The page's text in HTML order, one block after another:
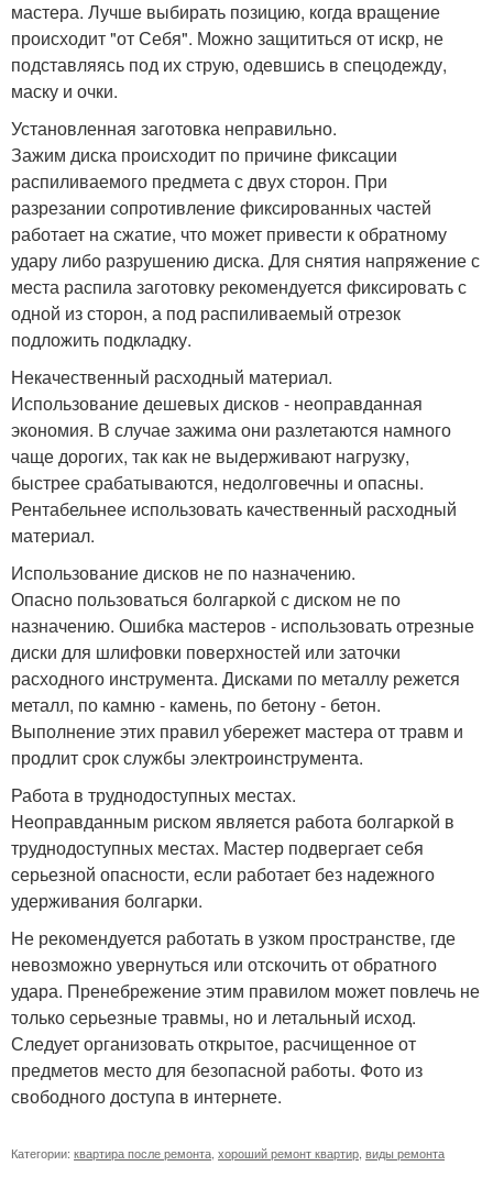
мастера. Лучше выбирать позицию, когда вращение
происходит "от Себя". Можно защититься от искр, не
подставляясь под их струю, одевшись в спецодежду,
маску и очки.
Установленная заготовка неправильно.
Зажим диска происходит по причине фиксации
распиливаемого предмета с двух сторон. При
разрезании сопротивление фиксированных частей
работает на сжатие, что может привести к обратному
удару либо разрушению диска. Для снятия напряжение с
места распила заготовку рекомендуется фиксировать с
одной из сторон, а под распиливаемый отрезок
подложить подкладку.
Некачественный расходный материал.
Использование дешевых дисков - неоправданная
экономия. В случае зажима они разлетаются намного
чаще дорогих, так как не выдерживают нагрузку,
быстрее срабатываются, недолговечны и опасны.
Рентабельнее использовать качественный расходный
материал.
Использование дисков не по назначению.
Опасно пользоваться болгаркой с диском не по
назначению. Ошибка мастеров - использовать отрезные
диски для шлифовки поверхностей или заточки
расходного инструмента. Дисками по металлу режется
металл, по камню - камень, по бетону - бетон.
Выполнение этих правил убережет мастера от травм и
продлит срок службы электроинструмента.
Работа в труднодоступных местах.
Неоправданным риском является работа болгаркой в
труднодоступных местах. Мастер подвергает себя
серьезной опасности, если работает без надежного
удерживания болгарки.
Не рекомендуется работать в узком пространстве, где
невозможно увернуться или отскочить от обратного
удара. Пренебрежение этим правилом может повлечь не
только серьезные травмы, но и летальный исход.
Следует организовать открытое, расчищенное от
предметов место для безопасной работы. Фото из
свободного доступа в интернете.
Категории: квартира после ремонта хороший ремонт квартир виды ремонта